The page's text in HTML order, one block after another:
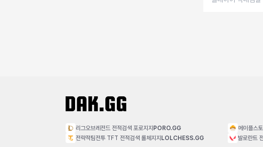
리그오브레전드 전적검색 포로지지PORO.GG
전략적팀전투 TFT 전적검색 롤체지지LOLCHESS.GG
메이플스
발로란트